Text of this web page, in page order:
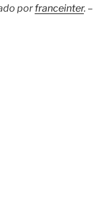
porfranceinter. –